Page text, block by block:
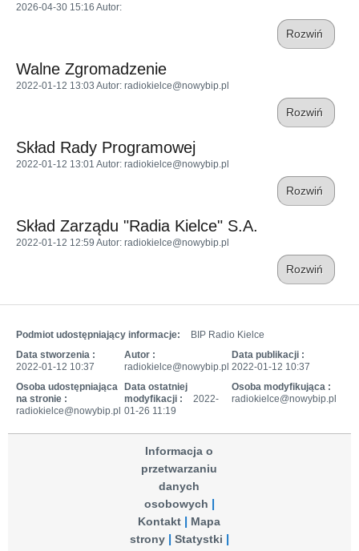
2026-04-30 15:16 Autor:
Rozwiń
Walne Zgromadzenie
2022-01-12 13:03 Autor: radiokielce@nowybip.pl
Rozwiń
Skład Rady Programowej
2022-01-12 13:01 Autor: radiokielce@nowybip.pl
Rozwiń
Skład Zarządu "Radia Kielce" S.A.
2022-01-12 12:59 Autor: radiokielce@nowybip.pl
Rozwiń
Podmiot udostępniający informacje:
BIP Radio Kielce
Data stworzenia :
2022-01-12 10:37
Autor :
radiokielce@nowybip.pl
Data publikacji :
2022-01-12 10:37
Osoba udostępniająca
na stronie :
radiokielce@nowybip.pl
Data ostatniej
modyfikacji :
2022-
01-26 11:19
Osoba modyfikująca :
radiokielce@nowybip.pl
Informacja o
przetwarzaniu
danych
osobowych
Kontakt
Mapa
strony
Statystki